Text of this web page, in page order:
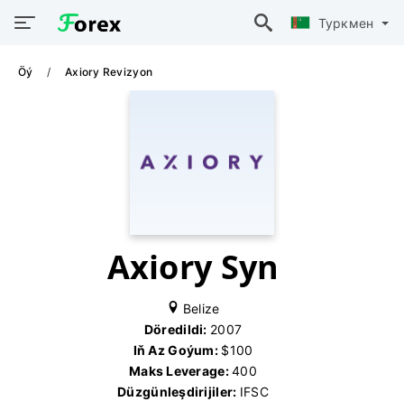
Туркмен
Öý Axiory Revizyon
Axiory Syn
Belize
Döredildi: 2007
Iň Az Goýum: $100
Maks Leverage:400
Düzgünleşdirijiler: IFSC